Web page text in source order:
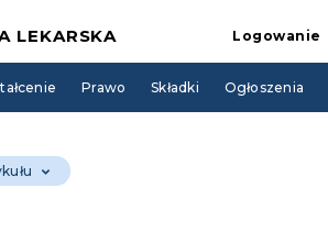
LEKARSKA Logowanie
Prawo Składki Ogłoszenia